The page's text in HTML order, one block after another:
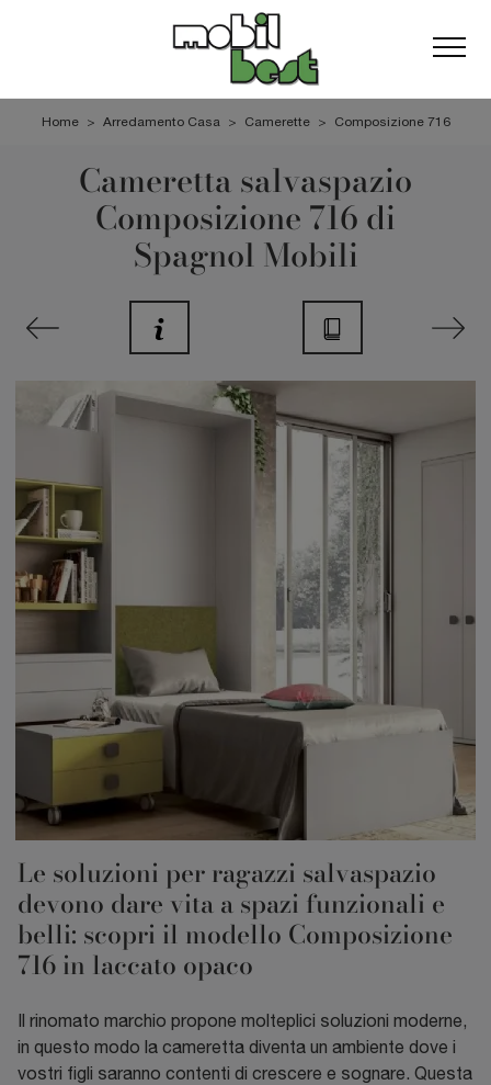
Home > Arredamento Casa > Camerette > Composizione 716
Cameretta salvaspazio
Composizione 716 di
Spagnol Mobili
Le soluzioni per ragazzi salvaspazio
devono dare vita a spazi funzionali e
belli: scopri il modello Composizione
716 in laccato opaco
Il rinomato marchio propone molteplici soluzioni moderne,
in questo modo la cameretta diventa un ambiente dove i
vostri figli saranno contenti di crescere e sognare. Questa